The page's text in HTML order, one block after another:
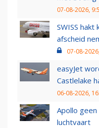
07-08-2026,
SWISS
afscheid
07-08-
easyJet
Castlelake
06-08-2026,
Apollo
luchtvaart